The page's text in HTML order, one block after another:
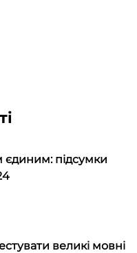
єдиним: підсумки
великі мовні